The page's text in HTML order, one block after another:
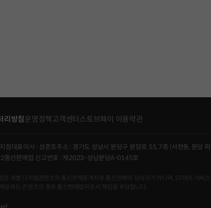
리방침 운영정책고객센터스토브페이 이용약관
점대표이사 : 성준호주소 : 경기도 성남시 분당구 분당로 55, 7층 (서현동, 분당
통신판매업 신고번호 : 제2023-성남분당A-0145호
은 개별 디지털콘텐츠의 통신판매중개자로 통신판매의 당사자가 아니며, STOVE 서
공하는 콘텐츠의 경우 통신판매업자로서 책임을 부담합니다.